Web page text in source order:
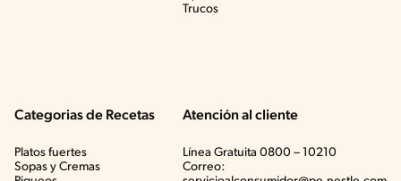
Trucos
Categorias de Recetas
Platos fuertes
Sopas y Cremas
Atención al cliente
Línea Gratuita 0800 – 10210
Correo: